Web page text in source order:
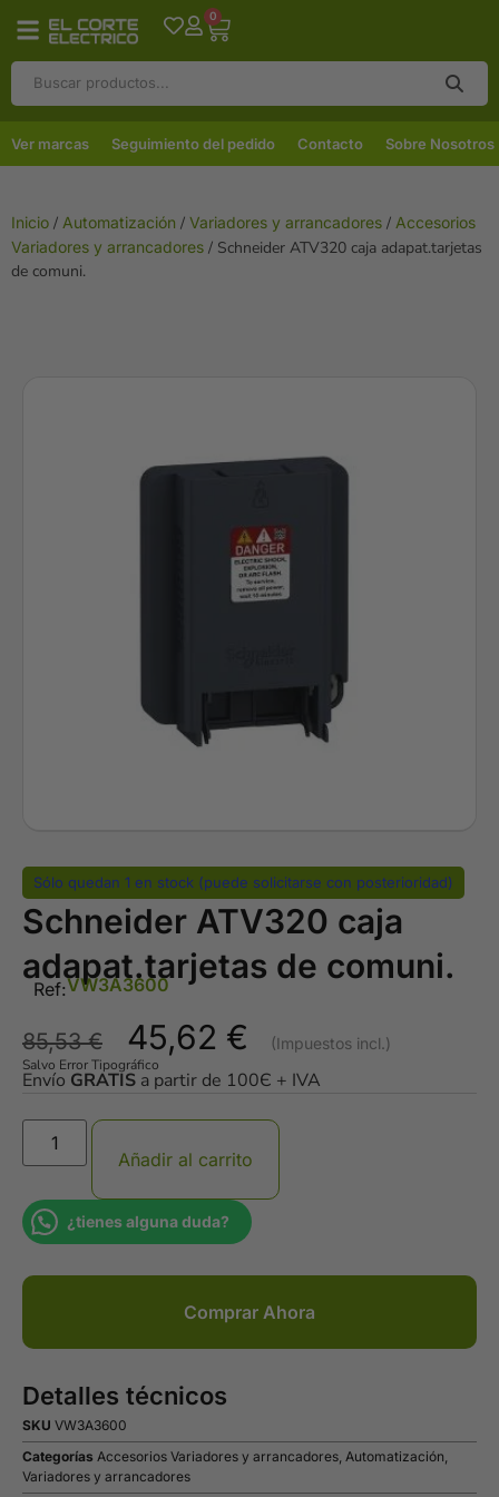
0
Ver marcas Seguimiento del pedido Contacto Sobre Nosotros
Inicio / Automatización / Variadores y arrancadores / Accesorios
Variadores y arrancadores / Schneider ATV320 caja adapat.tarjetas
de comuni.
Sólo quedan 1 en stock (puede solicitarse con posterioridad)
Schneider ATV320 caja
adapat.tarjetas de comuni.
Ref:VW3A3600
85,53€ 45,62 €
Salvo Error Tipográfico
Envío GRATIS a partir de 100Є + IVA
Añadir al carrito
¿tienes alguna duda?
Comprar Ahora
Detalles técnicos
SKU VW3A3600
Categorías Accesorios Variadores y arrancadores, Automatización,
Variadores y arrancadores